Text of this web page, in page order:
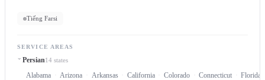
Tiếng Farsi
SERVICE AREAS
Persian14 states
Alabama Arizona Arkansas California Colorado Connecticut Florida